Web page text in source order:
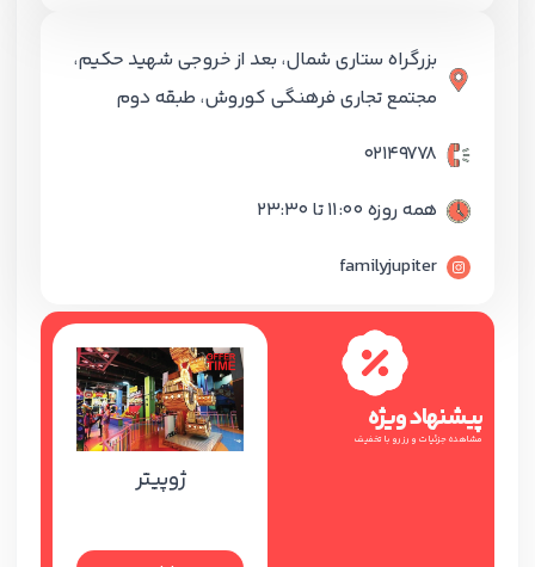
بزرگراه ستاری شمال، بعد از خروجی شهید حکیم،
مجتمع تجاری فرهنگی کوروش، طبقه دوم
02149778
همه روزه 11:00 تا 23:30
familyjupiter
پیشنهاد ویژه
مشاهده جزئیات و رزرو با تخفیف
ژوپیتر